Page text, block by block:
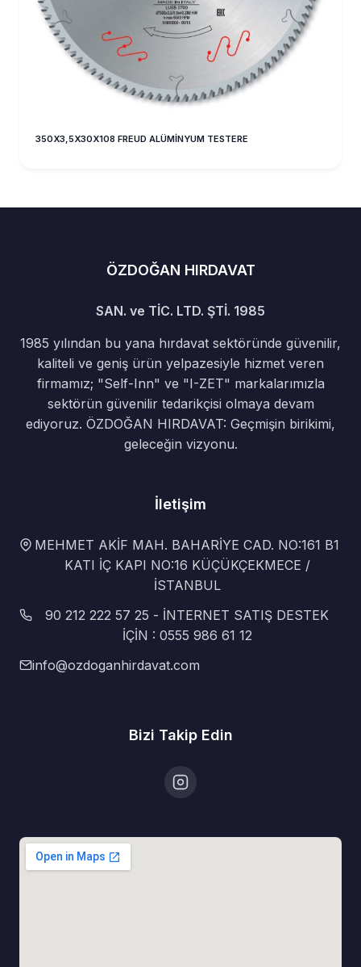
350X3,5X30X108 FREUD ALÜMİNYUM TESTERE
ÖZDOĞAN HIRDAVAT
SAN. ve TİC. LTD. ŞTİ. 1985
1985 yılından bu yana hırdavat sektöründe güvenilir,
kaliteli ve geniş ürün yelpazesiyle hizmet veren
firmamız; "Self-Inn" ve "I-ZET" markalarımızla
sektörün güvenilir tedarikçisi olmaya devam
ediyoruz. ÖZDOĞAN HIRDAVAT: Geçmişin birikimi,
geleceğin vizyonu.
İletişim
MEHMET AKİF MAH. BAHARİYE CAD. NO:161 B1
KATI İÇ KAPI NO:16 KÜÇÜKÇEKMECE /
İSTANBUL
90 212 222 57 25 - İNTERNET SATIŞ DESTEK
İÇİN : 0555 986 61 12
info@ozdoganhirdavat.com
Bizi Takip Edin